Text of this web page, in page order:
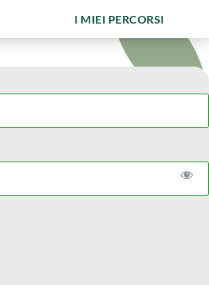
I MIEI PERCORSI